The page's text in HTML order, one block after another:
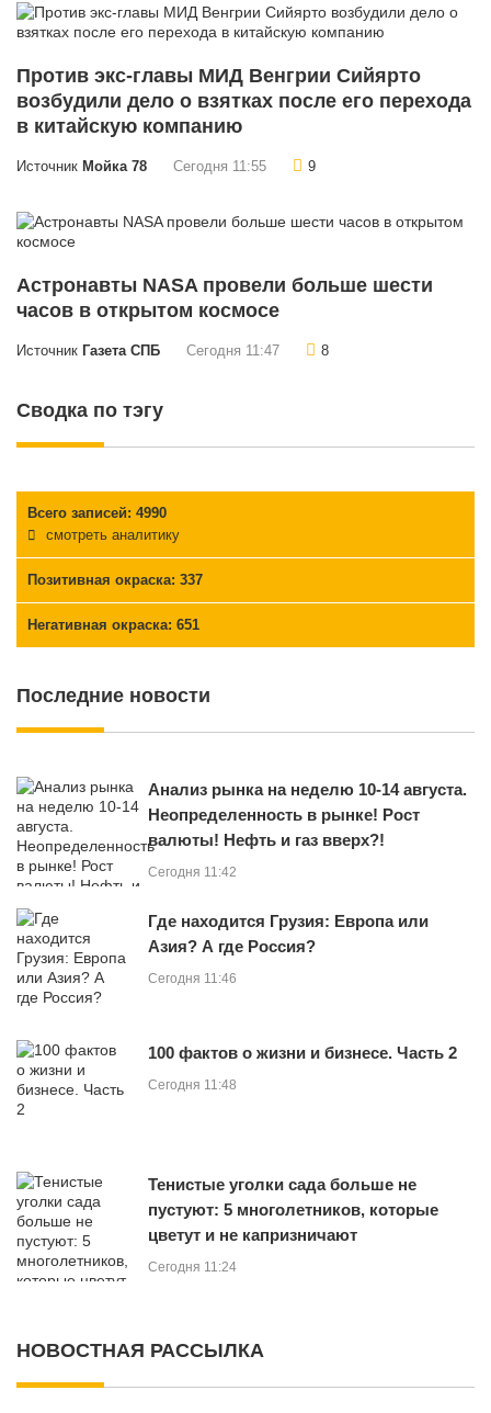
Против экс-главы МИД Венгрии Сийярто
возбудили дело о взятках после его перехода
в китайскую компанию
Источник Мойка 78 Сегодня 11:55 9
Астронавты NASA провели больше шести
часов в открытом космосе
Источник Газета СПБ Сегодня 11:47 8
Сводка по тэгу
Всего записей: 4990
смотреть аналитику
Позитивная окраска: 337
Негативная окраска: 651
Последние новости
Анализ рынка на неделю 10-14 августа.
Неопределенность в рынке! Рост
валюты! Нефть и газ вверх?!
Сегодня 11:42
Где находится Грузия: Европа или
Азия? А где Россия?
Сегодня 11:46
100 фактов о жизни и бизнесе. Часть 2
Сегодня 11:48
Тенистые уголки сада больше не
пустуют: 5 многолетников, которые
цветут и не капризничают
Сегодня 11:24
НОВОСТНАЯ РАССЫЛКА